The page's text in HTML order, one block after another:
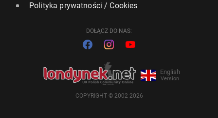
Polityka prywatności / Cookies
DOŁĄCZ DO NAS:
English
Version
COPYRIGHT © 2002-2026